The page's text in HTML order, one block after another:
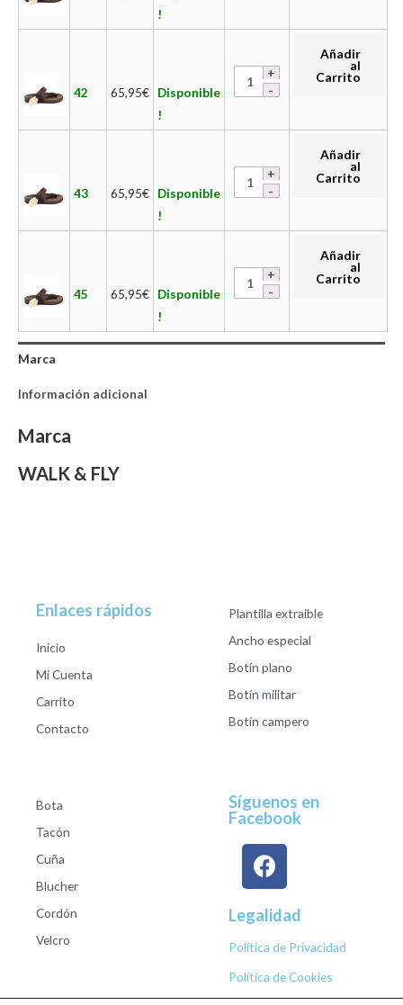
!
42 65,95€ Disponible
!
Añadir
al
Carrito
43 65,95€ Disponible
!
Añadir
al
Carrito
45 65,95€ Disponible
!
Añadir
al
Carrito
Marca
Información adicional
Marca
WALK & FLY
Enlaces rápidos
Inicio
Mi Cuenta
Carrito
Contacto
Plantilla extraible
Ancho especial
Botín plano
Botín militar
Botín campero
Bota
Tacón
Cuña
Blucher
Cordón
Velcro
Síguenos en
Facebook
Legalidad
Política de Privacidad
Política de Cookies